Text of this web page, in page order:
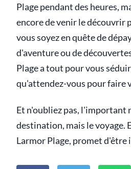
Plage pendant des heures,
encore de venir le découvrir
vous soyez en quête de
d'aventure ou de
Plage a tout pour vous
qu'attendez-vous pour faire
Et n'oubliez pas, l'important
destination, mais le voyage.
Larmor Plage, promet d'être